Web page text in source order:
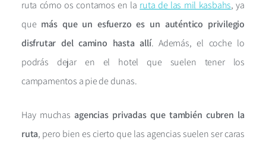
ruta cómo os contamos en la ruta de las mil kasbahs, ya
que más que un esfuerzo es un auténtico privilegio
disfrutar del camino hasta allí. Además, el coche lo
podrás dejar en el hotel que suelen tener los
campamentos a pie de dunas.
Hay muchasagencias privadas que también cubren la
ruta, pero bien es cierto que las agencias suelen ser caras